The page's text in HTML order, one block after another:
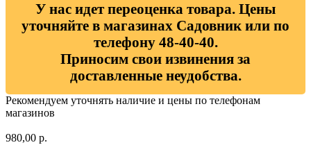
У нас идет переоценка товара. Цены
уточняйте в магазинах Садовник или по
телефону 48-40-40.
Приносим свои извинения за
доставленные неудобства.
Рекомендуем уточнять наличие и цены по телефонам
магазинов
980,00 р.